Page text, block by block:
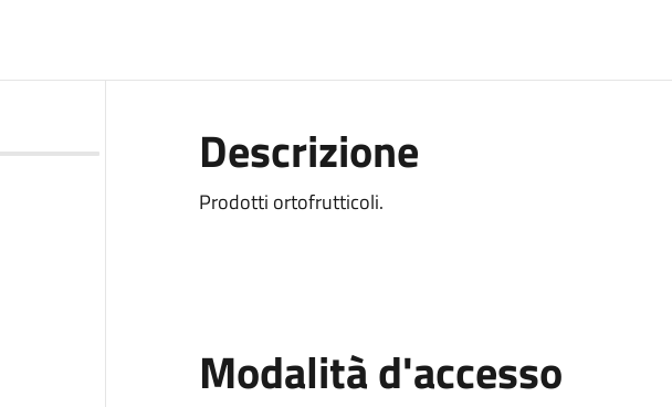
Descrizione
Prodotti ortofrutticoli.
Modalità d'accesso